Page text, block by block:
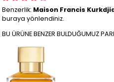
Benzerlik: Maison Francis
buraya yönlendiniz.
BU ÜRÜNE BENZER BULDUĞUMUZ